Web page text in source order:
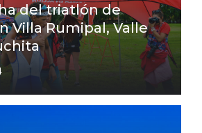
del triatlón de
Villa Rumipal, Valle